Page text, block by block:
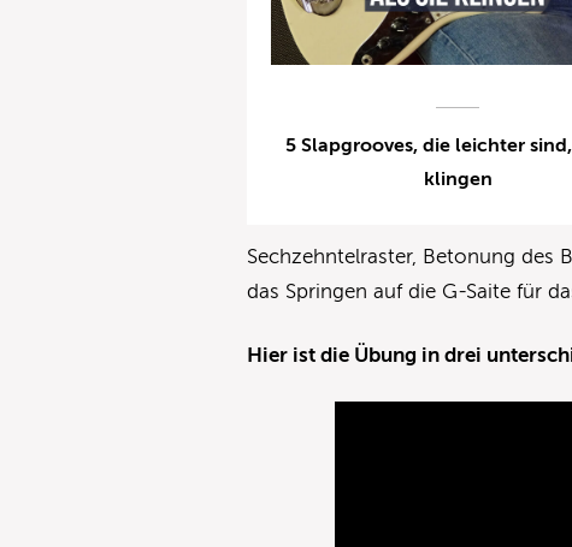
5 Slapgrooves, die leichter
klingen
Sechzehntelraster, Betonung des
das Springen auf die G-Saite für
Hier ist die Übung in drei